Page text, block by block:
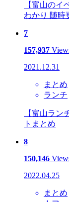
【富山のイ
わかり 随時
7
157,937
2021.12.31
まとめ
ランチ
【富山ラン
トまとめ
8
150,146
2022.04.25
まとめ